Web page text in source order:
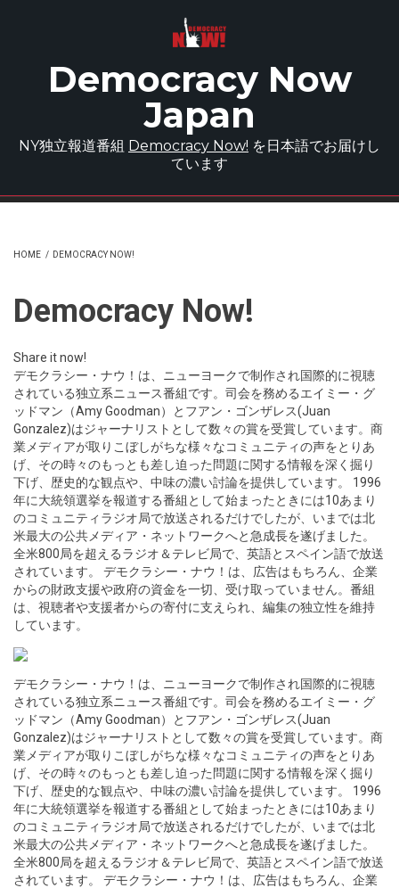
Democracy Now
Japan
NY独立報道番組 Democracy Now! を日本語でお届けし
ています
HOME / DEMOCRACY NOW!
Democracy Now!
Share it now!
デモクラシー・ナウ！は、ニューヨークで制作され国際的に視聴
されている独立系ニュース番組です。司会を務めるエイミー・グ
ッドマン（Amy Goodman）とフアン・ゴンザレス(Juan
Gonzalez)はジャーナリストとして数々の賞を受賞しています。商
業メディアが取りこぼしがちな様々なコミュニティの声をとりあ
げ、その時々のもっとも差し迫った問題に関する情報を深く掘り
下げ、歴史的な観点や、中味の濃い討論を提供しています。 1996
年に大統領選挙を報道する番組として始まったときには10あまり
のコミュニティラジオ局で放送されるだけでしたが、いまでは北
米最大の公共メディア・ネットワークへと急成長を遂げました。
全米800局を超えるラジオ＆テレビ局で、英語とスペイン語で放送
されています。 デモクラシー・ナウ！は、広告はもちろん、企業
からの財政支援や政府の資金を一切、受け取っていません。番組
は、視聴者や支援者からの寄付に支えられ、編集の独立性を維持
しています。
デモクラシー・ナウ！は、ニューヨークで制作され国際的に視聴
されている独立系ニュース番組です。司会を務めるエイミー・グ
ッドマン（Amy Goodman）とフアン・ゴンザレス(Juan
Gonzalez)はジャーナリストとして数々の賞を受賞しています。商
業メディアが取りこぼしがちな様々なコミュニティの声をとりあ
げ、その時々のもっとも差し迫った問題に関する情報を深く掘り
下げ、歴史的な観点や、中味の濃い討論を提供しています。 1996
年に大統領選挙を報道する番組として始まったときには10あまり
のコミュニティラジオ局で放送されるだけでしたが、いまでは北
米最大の公共メディア・ネットワークへと急成長を遂げました。
全米800局を超えるラジオ＆テレビ局で、英語とスペイン語で放送
されています。 デモクラシー・ナウ！は、広告はもちろん、企業